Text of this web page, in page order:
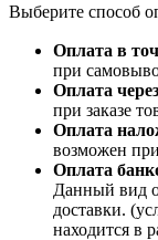
Выберите способ
Оплата в
при
Оплата
при заказе
Оплата
возможен
Оплата
Данный вид
доставки.
находится в